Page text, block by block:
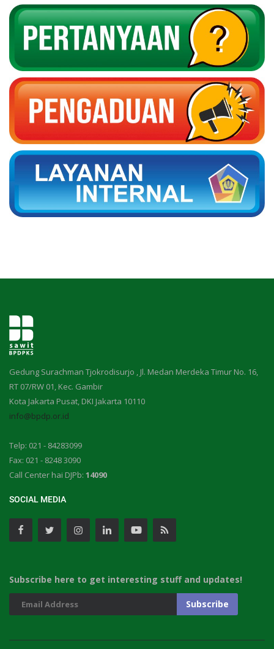
Gedung Surachman Tjokrodisurjo , Jl. Medan Merdeka Timur No. 16,
RT 07/RW 01, Kec. Gambir
Kota Jakarta Pusat, DKI Jakarta 10110
info@bpdp.or.id
Telp: 021 - 84283099
Fax: 021 - 8248 3090
Call Center hai DJPb: 14090
SOCIAL MEDIA
Subscribe here to get interesting stuff and updates!